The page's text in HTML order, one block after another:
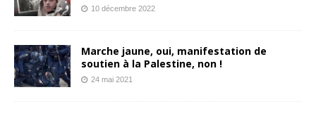
10 décembre 2022
Marche jaune, oui, manifestation de
soutien à la Palestine, non !
24 mai 2021